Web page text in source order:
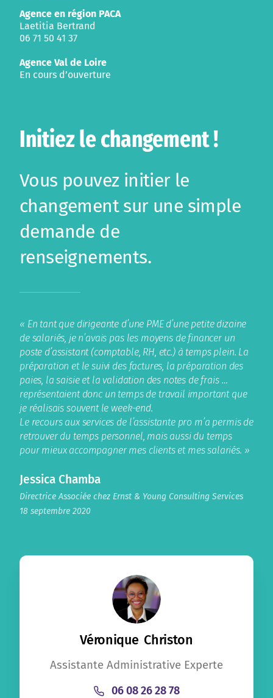
Agence en région PACA
Laetitia Bertrand
06 71 50 41 37
Agence Val de Loire
En cours d’ouverture
Initiez le changement !
Vous pouvez initier le
changement sur une simple
demande de
renseignements.
« En tant que dirigeante d’une PME d’une petite dizaine
de salariés, je n’avais pas les moyens de financer un
poste d’assistant (comptable, RH, etc.) à temps plein. La
préparation et le suivi des factures, la préparation des
paies, la saisie et la validation des notes de frais …
représentaient donc un temps de travail important que
je réalisais souvent le week-end.
Le recours aux services de l’assistante pro m’a permis de
retrouver du temps personnel, mais aussi du temps
pour mieux accompagner mes clients et mes salariés. »
Jessica Chamba
Directrice Associée chez Ernst & Young Consulting Services
18 septembre 2020
Véronique Christon
Assistante Administrative Experte
06 08 26 28 78